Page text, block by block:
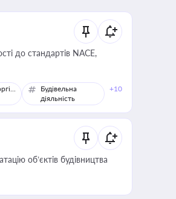
до стандартів NACE,
Торгівля
Будівельна
діяльність
+10
об’єктів будівництва